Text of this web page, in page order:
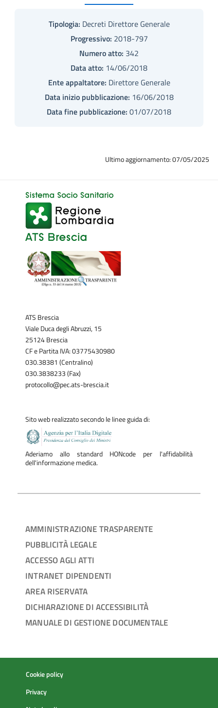
Tipologia: Decreti Direttore Generale
Progressivo: 2018-797
Numero atto: 342
Data atto: 14/06/2018
Ente appaltatore: Direttore Generale
Data inizio pubblicazione: 16/06/2018
Data fine pubblicazione: 01/07/2018
Ultimo aggiornamento: 07/05/2025
ATS Brescia
Viale Duca degli Abruzzi, 15
25124 Brescia
CF e Partita IVA: 03775430980
030.38381 (Centralino)
030.3838233 (Fax)
protocollo@pec.ats-brescia.it
Sito web realizzato secondo le linee guida di:
Aderiamo allo standard HONcode per l'affidabilità
dell'informazione medica.
AMMINISTRAZIONE TRASPARENTE
PUBBLICITÀ LEGALE
ACCESSO AGLI ATTI
INTRANET DIPENDENTI
AREA RISERVATA
DICHIARAZIONE DI ACCESSIBILITÀ
MANUALE DI GESTIONE DOCUMENTALE
Cookie policy
Privacy